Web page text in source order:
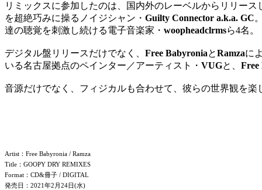
リミックスに参加したのは、国内外のレーベルからリリース
を超絶巧みに操るノイジシャン・ Guilty Connector a.k.a. GC
達の聴覚を刺激し続ける電子音楽家・ woopheadclrmsら4名。
デジタル盤リリースだけでなく、 Free BabyroniaとRamzaに
いる名古屋拠点のペインター／アーティスト・ VUGと、 Free
音源だけでなく、フィジカルも合わせて、彼らの世界観を楽
Artist：Free Babyronia / Ramza
Title：GOOPY DRY REMIXES
Format：CD&冊子 / DIGITAL
発売日：2021年2月24日(水)